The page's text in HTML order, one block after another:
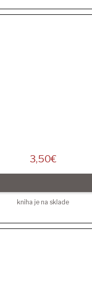
3,50€
kniha je na sklade